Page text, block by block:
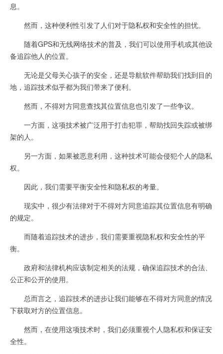
息。
然而，这种便利性引发了人们对于隐私权和安全性的担忧。
随着GPS和无线网络技术的普及，我们可以使用手机或其他设
备追踪他人的位置。
无论是父母关心孩子的安全，还是导航软件帮助我们找到目的
地，追踪技术似乎都为我们带来了便利。
然而，不得对方同意查找其位置信息也引发了一些争议。
一方面，这项技术被广泛用于打击犯罪，帮助找回失踪或被绑
架的人。
另一方面，如果被恶意利用，这种技术可能会侵犯个人的隐私
权。
因此，我们需要平衡安全性和隐私权的考量。
现实中，很少有法律对于不得对方同意追踪其位置信息有明确
的规定。
而随着追踪技术的进步，我们需要重视隐私权和安全性的平
衡。
政府和法律机构应该制定相关的法规，确保追踪技术的合法、
公正和公开的使用。
总而言之，追踪技术的进步让我们能够在不得对方同意的情况
下获取对方的位置信息。
然而，在使用这项技术时，我们必须重视个人隐私权和保证安
全性。